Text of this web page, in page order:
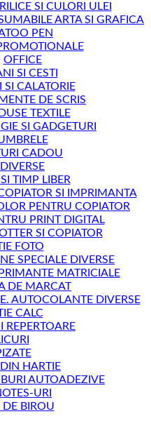
SI CULORI ULEI
ARTA SI GRAFICA
PEN
OFFICE
SI CESTI
SI CALATORIE
DE SCRIS
TEXTILE
SI GADGETURI
CADOU
DIVERSE
TIMP LIBER
SI IMPRIMANTA
PENTRU COPIATOR
PRINT DIGITAL
SI COPIATOR
FOTO
SPECIALE DIVERSE
MATRICIALE
DE MARCAT
AUTOCOLANTE DIVERSE
CALC
REPERTOARE
HARTIE
AUTOADEZIVE
URI
DE BIROU